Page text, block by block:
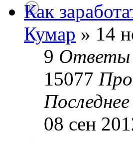
Как
Кумар » 14
9 Ответы
15077
08 сен